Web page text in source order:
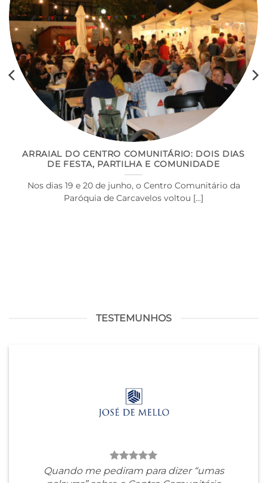
ARRAIAL DO CENTRO COMUNITÁRIO: DOIS DIAS
DE FESTA, PARTILHA E COMUNIDADE
Nos dias 19 e 20 de junho, o Centro Comunitário da
Paróquia de Carcavelos voltou [...]
TESTEMUNHOS
Quando me pediram para dizer “umas